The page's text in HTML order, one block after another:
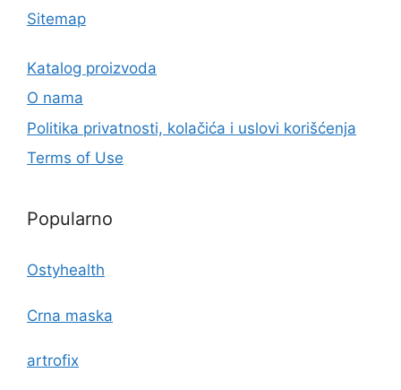
Sitemap
Katalog proizvoda
O nama
Politika privatnosti, kolačića i uslovi korišćenja
Terms of Use
Popularno
Ostyhealth
Crna maska
artrofix